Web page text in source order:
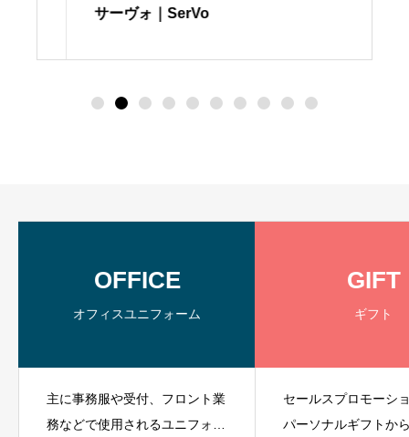
サーヴォ｜SerVo
OFFICE
オフィスユニフォーム
主に事務服や受付、フロント業
務などで使用されるユニフォー
GIFT
ギフト
セールスプロモーシ
パーソナルギフトか